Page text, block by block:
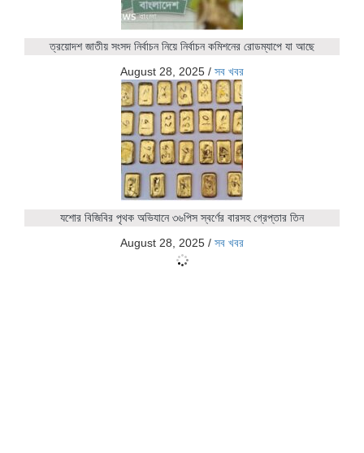
ত্রয়োদশ জাতীয় সংসদ নির্বাচন নিয়ে নির্বাচন কমিশনের রোডম্যাপে যা আছে
August 28, 2025 / সব খবর
যশোর বিজিবির পৃথক অভিযানে ৩৬পিস স্বর্ণের বারসহ গ্রেপ্তার তিন
August 28, 2025 / সব খবর